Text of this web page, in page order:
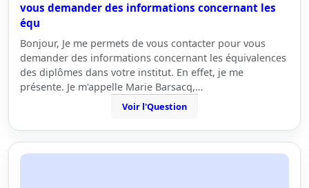
vous demander des informations concernant les
équ
Bonjour, Je me permets de vous contacter pour vous
demander des informations concernant les équivalences
des diplômes dans votre institut. En effet, je me
présente. Je m'appelle Marie Barsacq,…
Voir l'Question